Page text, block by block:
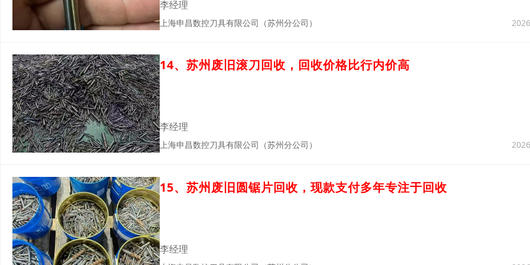
李经理
上海申昌数控刀具有限公司（苏州分公司）
14、苏州废旧滚刀回收，回收价格比行内价高
李经理
上海申昌数控刀具有限公司（苏州分公司）
15、苏州废旧圆锯片回收，现款支付多年专注于回收
李经理